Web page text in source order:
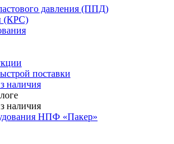
давления (ППД)
(КРС)
поставки
наличия
наличия